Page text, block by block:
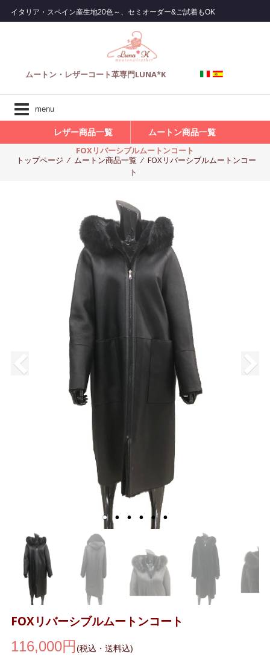
ン
イタリア・スペイン産生地20色～、セミオーダー&ご試着もOK
ムートン・レザーコート革専門LUNA*K
menu
レザー商品一覧 ムートン商品一覧
FOXリバーシブルムートンコート
トップページ ⁄ ムートン商品一覧 ⁄ FOXリバーシブルムートンコー
ト
FOXリバーシブルムートンコート
116,000円(税込・送料込)